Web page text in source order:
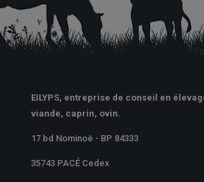
EILYPS, entreprise de conseil en
viande, caprin, ovin.
17 bd Nominoë - BP 84333
35743 PACÉ Cedex